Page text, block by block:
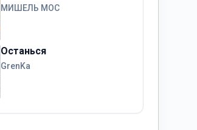
МИШЕЛЬ МОС
Останься
GrenKa